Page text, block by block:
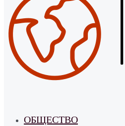
ОБЩЕСТВО